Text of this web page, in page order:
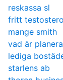
reskassa sl
fritt
mange smith
vad är
lediga
starlens ab